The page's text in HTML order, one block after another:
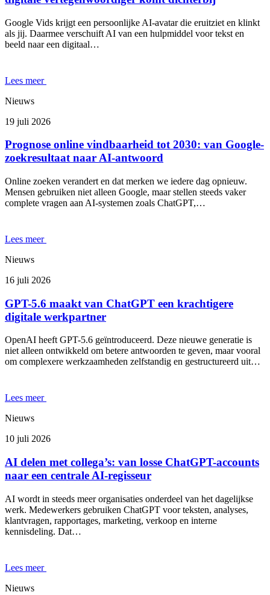
Google Vids krijgt een persoonlijke AI-avatar die eruitziet en klinkt
als jij. Daarmee verschuift AI van een hulpmiddel voor tekst en
beeld naar een digitaal…
Lees meer
Nieuws
19 juli 2026
Prognose online vindbaarheid tot 2030: van Google-
zoekresultaat naar AI-antwoord
Online zoeken verandert en dat merken we iedere dag opnieuw.
Mensen gebruiken niet alleen Google, maar stellen steeds vaker
complete vragen aan AI-systemen zoals ChatGPT,…
Lees meer
Nieuws
16 juli 2026
GPT-5.6 maakt van ChatGPT een krachtigere
digitale werkpartner
OpenAI heeft GPT-5.6 geïntroduceerd. Deze nieuwe generatie is
niet alleen ontwikkeld om betere antwoorden te geven, maar vooral
om complexere werkzaamheden zelfstandig en gestructureerd uit…
Lees meer
Nieuws
10 juli 2026
AI delen met collega’s: van losse ChatGPT-accounts
naar een centrale AI-regisseur
AI wordt in steeds meer organisaties onderdeel van het dagelijkse
werk. Medewerkers gebruiken ChatGPT voor teksten, analyses,
klantvragen, rapportages, marketing, verkoop en interne
kennisdeling. Dat…
Lees meer
Nieuws